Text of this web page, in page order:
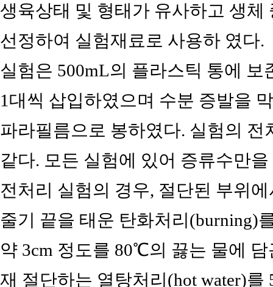
생육상태 및 형태가 유사하고 생체
선정하여 실험재료로 사용하 였다.
실험은 500mL의 플라스틱 통에
1대씩 삽입하였으며 수분 증발을
파라필름으로 봉하였다. 실험의
같다. 모든 실험에 있어 증류수만
전처리 실험의 경우, 절단된 부위
줄기 끝을 태운 탄화처리(burning)
약 3cm 정도를 80℃의 끓는 물에
재 절단하는 열탕처리(hot water)